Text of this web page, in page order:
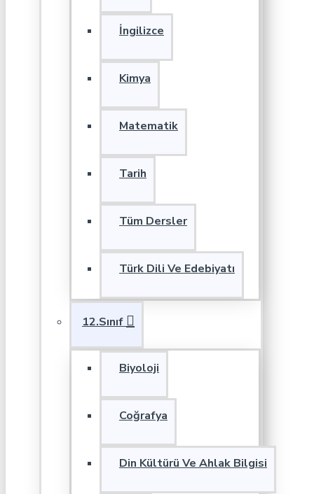
İngilizce
Kimya
Matematik
Tarih
Tüm Dersler
Türk Dili Ve Edebiyatı
12.Sınıf
Biyoloji
Coğrafya
Din Kültürü Ve Ahlak Bilgisi